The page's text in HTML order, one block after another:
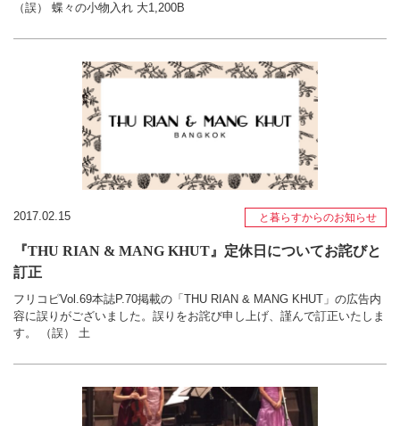
（誤） 蝶々の小物入れ 大1,200B
2017.02.15 と暮らすからのお知らせ
『THU RIAN & MANG KHUT』定休日についてお詫びと
訂正
フリコピVol.69本誌P.70掲載の「THU RIAN & MANG KHUT」の広告内
容に誤りがございました。誤りをお詫び申し上げ、謹んで訂正いたしま
す。 （誤） 土